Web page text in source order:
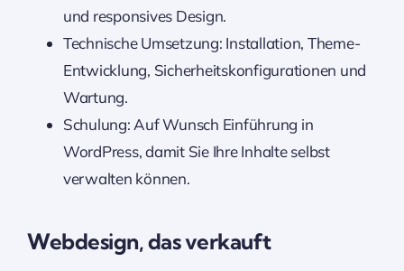
und responsives Design.
Technische Umsetzung: Installation, Theme-
Entwicklung, Sicherheitskonfigurationen und
Wartung.
Schulung: Auf Wunsch Einführung in
WordPress, damit Sie Ihre Inhalte selbst
verwalten können.
Webdesign, das verkauft